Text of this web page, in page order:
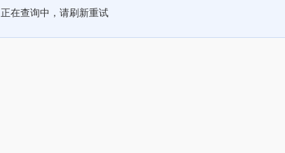
正在查询中，请刷新重试